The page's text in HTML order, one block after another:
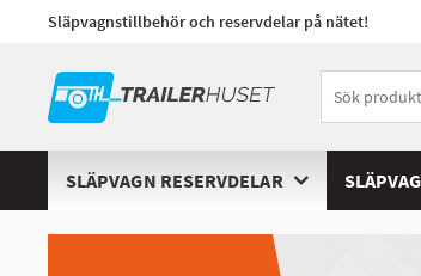
Släpvagnstillbehör och reservdelar på nätet!
SLÄPVAGN RESERVDELAR